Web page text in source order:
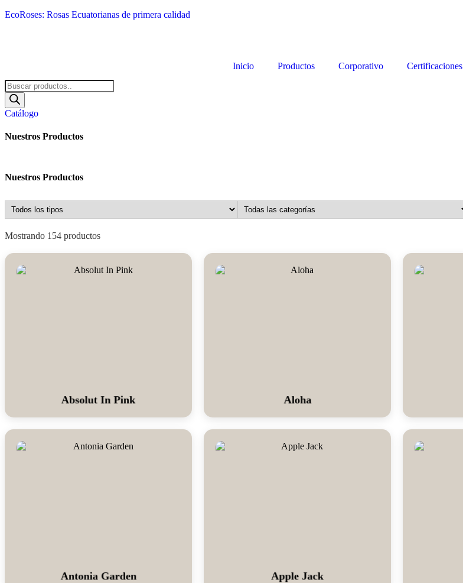
EcoRoses: Rosas Ecuatorianas de primera calidad
Inicio Productos Corporativo Certificaciones
Búsqueda
de
productos
Catálogo
Nuestros Productos
Nuestros Productos
Mostrando 154 productos
Absolut In Pink Aloha
Antonia Garden Apple Jack